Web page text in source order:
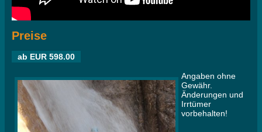
Preise
ab EUR 598.00
Angaben ohne
Gewähr.
Änderungen und
Irrtümer
vorbehalten!